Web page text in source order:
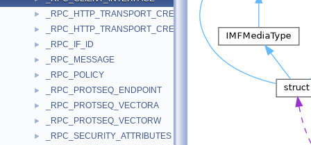
► _RPC_HTTP_TRANSPORT_CREDENTIALS_A
► _RPC_HTTP_TRANSPORT_CREDENTIALS_W
► _RPC_IF_ID
► _RPC_MESSAGE
► _RPC_POLICY
► _RPC_PROTSEQ_ENDPOINT
► _RPC_PROTSEQ_VECTORA
► _RPC_PROTSEQ_VECTORW
► _RPC_SECURITY_ATTRIBUTES